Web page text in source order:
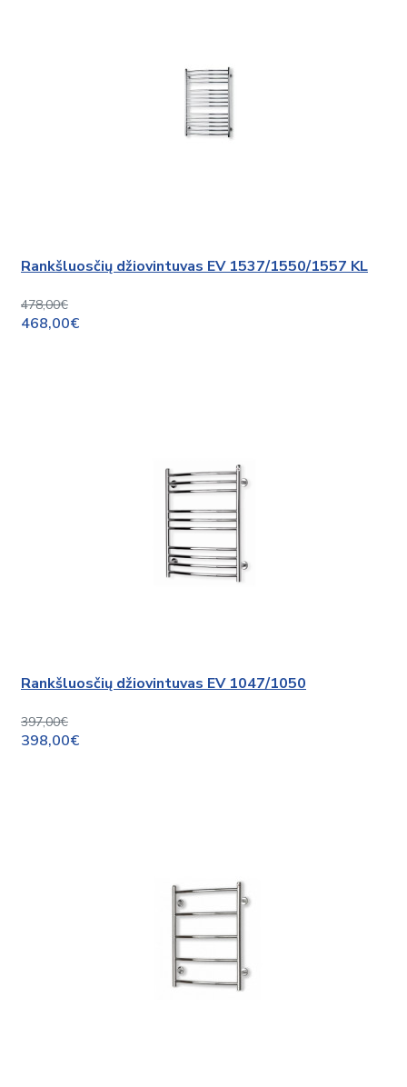
Rankšluosčių džiovintuvas EV 1537/1550/1557 KL
478,00€
468,00€
Rankšluosčių džiovintuvas EV 1047/1050
397,00€
398,00€